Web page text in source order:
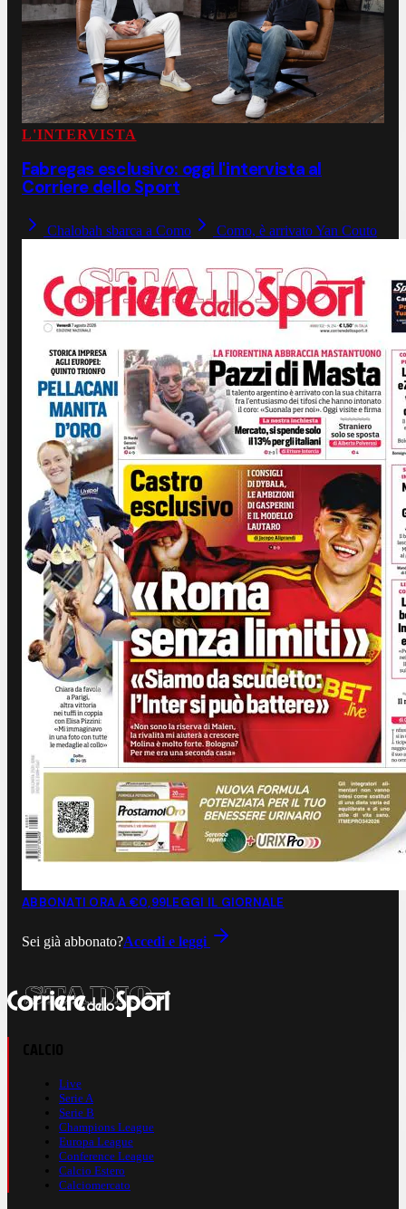
L'INTERVISTA
Fabregas esclusivo: oggi l'intervista al
Corriere dello Sport
Chalobah sbarca a Como Como, è arrivato Yan Couto
ABBONATI ORA A €0,99LEGGI IL GIORNALE
Sei già abbonato?Accedi e leggi
Live
Serie A
Serie B
Champions League
Europa League
Conference League
Calcio Estero
Calciomercato